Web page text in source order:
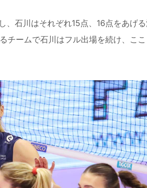
、石川はそれぞれ15点、 16点をあげ
チームで石川はフル出場を続け、こ